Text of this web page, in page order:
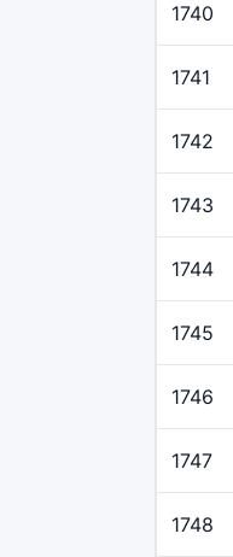
1740
1741
1742
1743
1744
1745
1746
1747
1748